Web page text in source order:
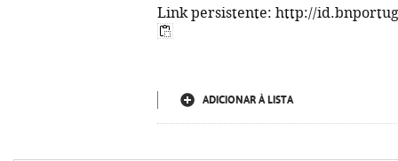
Link persistente: http://
ADICIONAR À LISTA